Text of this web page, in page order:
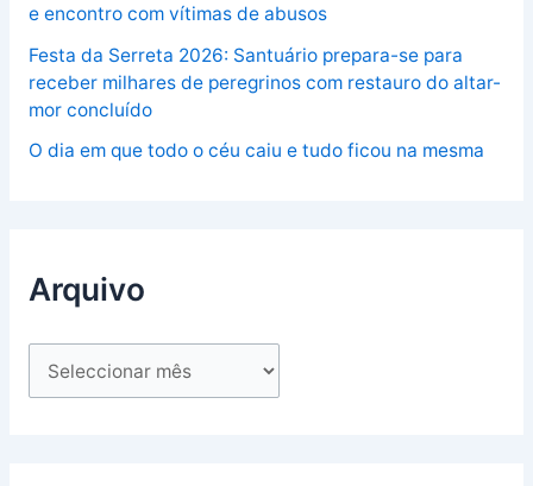
e encontro com vítimas de abusos
Festa da Serreta 2026: Santuário prepara-se para
receber milhares de peregrinos com restauro do altar-
mor concluído
O dia em que todo o céu caiu e tudo ficou na mesma
Arquivo